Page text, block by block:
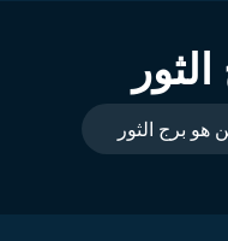
هو برج الثور